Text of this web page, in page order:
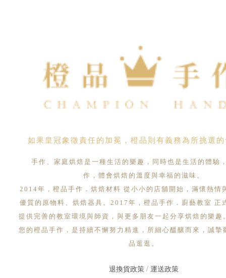
如果皇冠象徵責任的加冕，橙品則有義務為所挑選
手作、家庭烘焙是一種生活的樂趣，同時也是生活的體驗
作，體會烘焙的溫度與幸福的滋味。
2014年，橙品手作．烘焙材料 從小小的店舖開始，滿懷熱情
優質的原物料、烘焙器具。2017年，橙品手作．廚藝教室 正
提供完善的教室環境與師資，與更多朋友一起分享烘焙的樂趣
您的橙品手作，是持續不懈努力精進，所細心醞釀而來，誠摯
品逛逛。
退換貨政策/ 運送政策